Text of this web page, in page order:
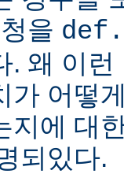
을
. 왜 이
가 어떻
지에 대
되있다.